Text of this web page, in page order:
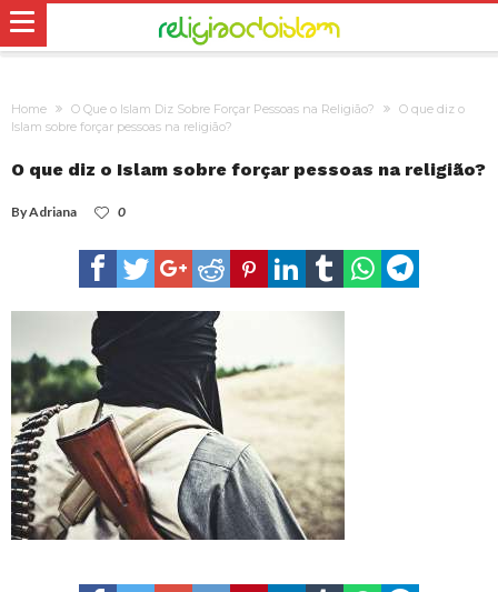
Home O Que o Islam Diz Sobre Forçar Pessoas na Religião?
O que diz o
Islam sobre forçar pessoas na religião?
O que diz o Islam sobre forçar pessoas na religião?
ByAdriana 0